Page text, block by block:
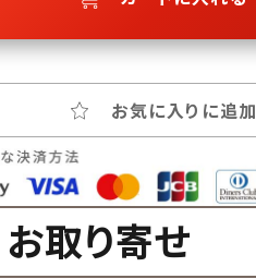
お気に入りに追加
お取り寄せ